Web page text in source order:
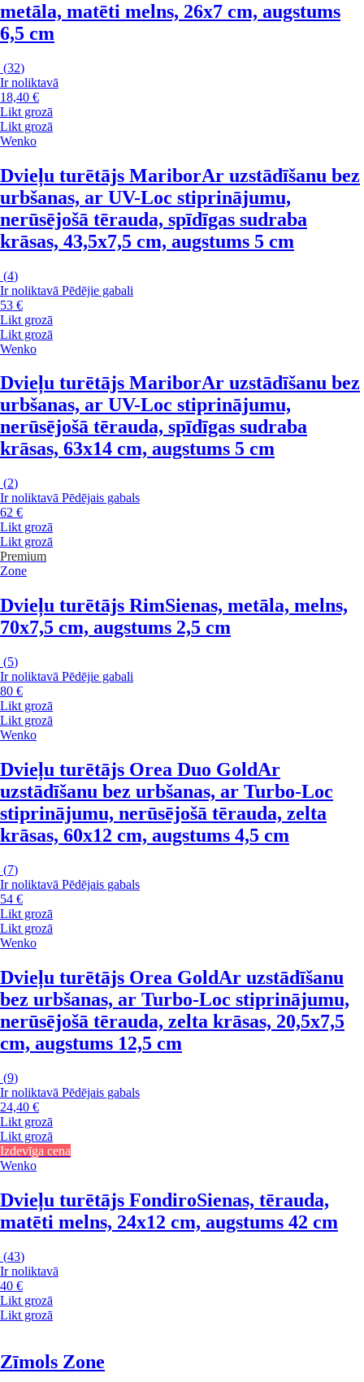
metāla, matēti melns, 26x7 cm, augstums
6,5 cm
(32)
Ir noliktavā
18,40 €
Likt grozā
Likt grozā
Wenko
Dvieļu turētājs MariborAr uzstādīšanu bez
urbšanas, ar UV-Loc stiprinājumu,
nerūsējošā tērauda, spīdīgas sudraba
krāsas, 43,5x7,5 cm, augstums 5 cm
(4)
Ir noliktavā Pēdējie gabali
53 €
Likt grozā
Likt grozā
Wenko
Dvieļu turētājs MariborAr uzstādīšanu bez
urbšanas, ar UV-Loc stiprinājumu,
nerūsējošā tērauda, spīdīgas sudraba
krāsas, 63x14 cm, augstums 5 cm
(2)
Ir noliktavā Pēdējais gabals
62 €
Likt grozā
Likt grozā
Premium
Zone
Dvieļu turētājs RimSienas, metāla, melns,
70x7,5 cm, augstums 2,5 cm
(5)
Ir noliktavā Pēdējie gabali
80 €
Likt grozā
Likt grozā
Wenko
Dvieļu turētājs Orea Duo GoldAr
uzstādīšanu bez urbšanas, ar Turbo-Loc
stiprinājumu, nerūsējošā tērauda, zelta
krāsas, 60x12 cm, augstums 4,5 cm
(7)
Ir noliktavā Pēdējais gabals
54 €
Likt grozā
Likt grozā
Wenko
Dvieļu turētājs Orea GoldAr uzstādīšanu
bez urbšanas, ar Turbo-Loc stiprinājumu,
nerūsējošā tērauda, zelta krāsas, 20,5x7,5
cm, augstums 12,5 cm
(9)
Ir noliktavā Pēdējais gabals
24,40 €
Likt grozā
Likt grozā
Izdevīga cena
Wenko
Dvieļu turētājs FondiroSienas, tērauda,
matēti melns, 24x12 cm, augstums 42 cm
(43)
Ir noliktavā
40 €
Likt grozā
Likt grozā
Zīmols Zone